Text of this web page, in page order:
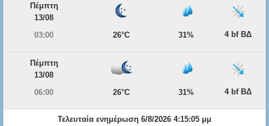
Πέμπτη
13/08
03:00
26°C 31% 4 bf ΒΔ
Πέμπτη
13/08
06:00
26°C 31% 4 bf ΒΔ
Τελευταία ενημέρωση 6/8/2026 4:15:05 μμ